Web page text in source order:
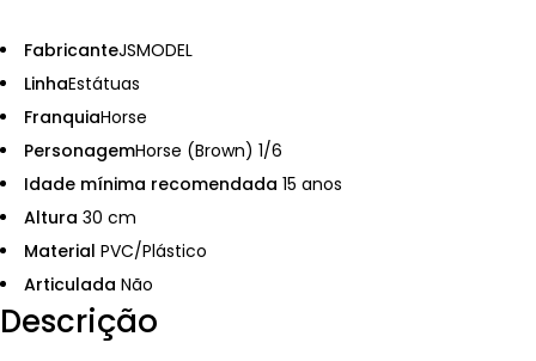
FabricanteJSMODEL
LinhaEstátuas
FranquiaHorse
PersonagemHorse (Brown) 1/6
Idade mínima recomendada 15 anos
Altura 30 cm
Material PVC/Plástico
Articulada Não
Descrição